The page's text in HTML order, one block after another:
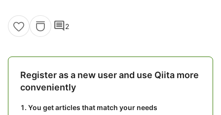
comment2
Register as a new user and use Qiita more
conveniently
You get articles that match your needs